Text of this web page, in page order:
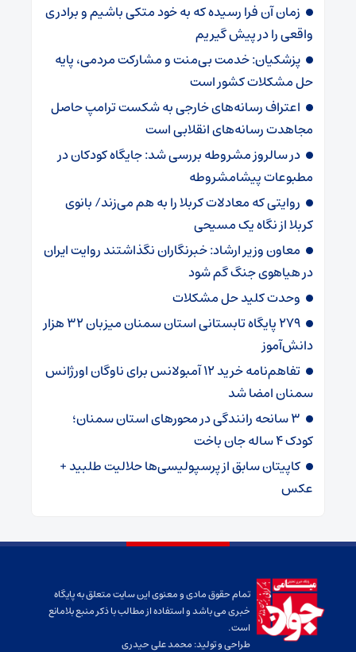
زمان آن فرا رسیده که به خود متکی باشیم و برادری
واقعی را در پیش گیریم
پزشکیان: خدمت بی‌منت و مشارکت مردمی، پایه
حل مشکلات کشور است
اعتراف رسانه‌های خارجی به شکست ترامپ حاصل
مجاهدت رسانه‌های انقلابی است
در سالروز مشروطه بررسی شد: جایگاه کودکان در
مطبوعات پیشامشروطه
روایتی که معادلات کربلا را به هم می‌زند/ بانوی
کربلا از نگاه یک مسیحی
معاون وزیر ارشاد: خبرنگاران نگذاشتند روایت ایران
در هیاهوی جنگ گم شود
وحدت کلید حل مشکلات
۲۷۹ پایگاه تابستانی استان سمنان میزبان ۳۲ هزار
دانش‌آموز
تفاهم‌نامه خرید ۱۲ آمبولانس برای ناوگان اورژانس
سمنان امضا شد
۳ سانحه رانندگی در محورهای استان سمنان؛
کودک ۴ ساله جان باخت
کاپیتان سابق از پرسپولیسی‌ها حلالیت طلبید +
عکس
تمام حقوق مادی و معنوی این سایت متعلق به پایگاه
خبری می باشد و استفاده از مطالب با ذکر منبع بلامانع
است.
طراحی و تولید:محمد علی حیدری